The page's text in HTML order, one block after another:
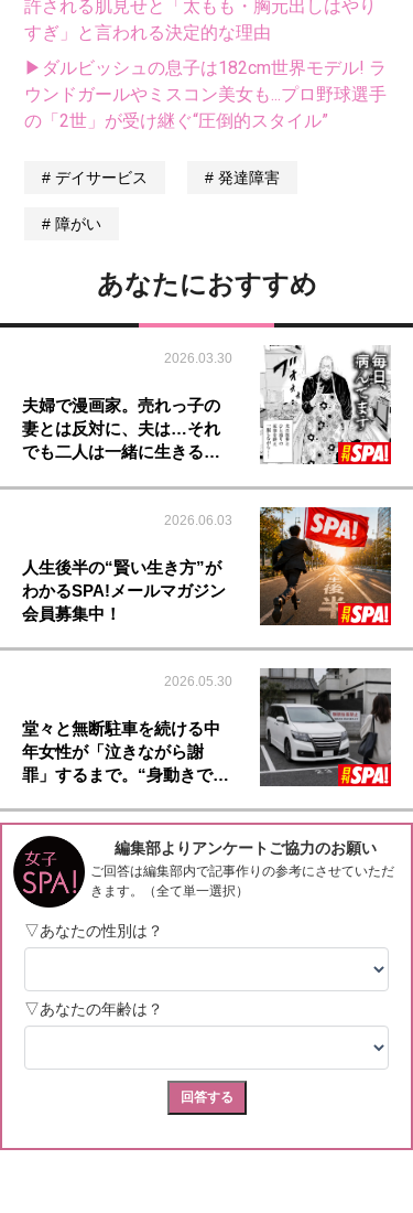
許される肌見せと「太もも・胸元出しはやり
すぎ」と言われる決定的な理由
▶ダルビッシュの息子は182cm世界モデル! ラ
ウンドガールやミスコン美女も...プロ野球選手
の「2世」が受け継ぐ“圧倒的スタイル”
デイサービス 発達障害
障がい
あなたにおすすめ
2026.03.30
夫婦で漫画家。売れっ子の
妻とは反対に、夫は…それ
でも二人は一緒に生きる…
2026.06.03
人生後半の“賢い生き方”が
わかるSPA!メールマガジン
会員募集中！
2026.05.30
堂々と無断駐車を続ける中
年女性が「泣きながら謝
罪」するまで。“身動きで…